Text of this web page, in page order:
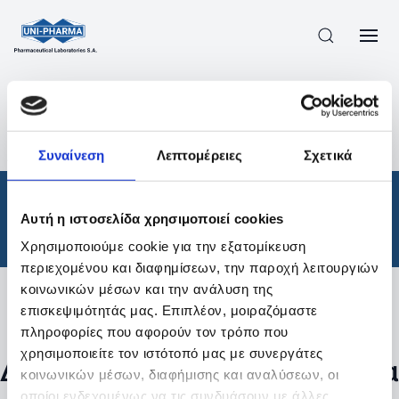
Συναίνεση Λεπτομέρειες Σχετικά
Αυτή η ιστοσελίδα χρησιμοποιεί cookies
Χρησιμοποιούμε cookie για την εξατομίκευση
περιεχομένου και διαφημίσεων, την παροχή λειτουργιών
κοινωνικών μέσων και την ανάλυση της
επισκεψιμότητάς μας. Επιπλέον, μοιραζόμαστε
πληροφορίες που αφορούν τον τρόπο που
χρησιμοποιείτε τον ιστότοπό μας με συνεργάτες
κοινωνικών μέσων, διαφήμισης και αναλύσεων, οι
οποίοι ενδεχομένως να τις συνδυάσουν με άλλες
ΠΡΟΪΟΝΤΑ
ΘΕΡΑΠΕΥΤΙΚΈΣ ΚΑΤΗΓΟΡΊΕΣ
/
ΑΠΟΤΕΛΕΣΜΑΤΑ ΑΝΑΖΗΤΗΣΗΣ
Θεραπευτικές Κατηγορίες
Φίλτρα
Δεν βρέθηκαν προϊόντα με τα